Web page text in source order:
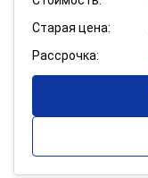
Старая цена:
Рассрочка: